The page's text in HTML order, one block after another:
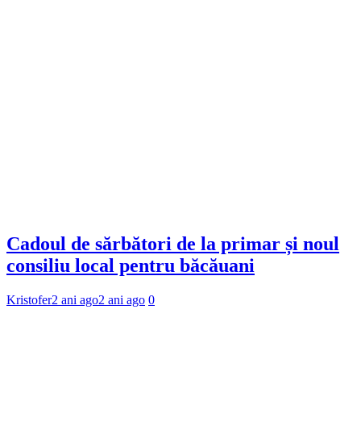
Cadoul de sărbători de la primar și noul
consiliu local pentru băcăuani
Kristofer2 ani ago2 ani ago 0